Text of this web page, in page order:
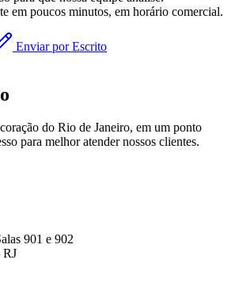
em poucos minutos, em horário comercial.
Enviar por Escrito
do Rio de Janeiro, em um ponto
para melhor atender nossos clientes.
901 e 902
RJ